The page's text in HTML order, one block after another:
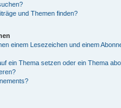
und Themen finden?
einem Lesezeichen und einem
ein Thema setzen oder ein Thema